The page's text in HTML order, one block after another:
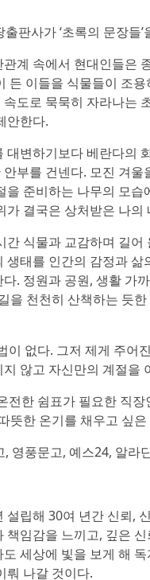
판사가 ‘초록의 문장들’
계 속에서 현대인들은
든 이들을 식물들이 조
도로 묵묵히 자라나는
안한다.
대변하기보다 베란다의
부를 건넨다. 모진 겨
준비하는 나무의 모습
가 결국은 상처받은 나
간 식물과 교감하며 길
생태를 인간의 감정과
. 정원과 공원, 생활 가
을 천천히 산책하는 듯
이 없다. 그저 제게 주어
않고 자신만의 계절을
전한 쉼표가 필요한 직
뜻한 온기를 채우고 싶
, 영풍문고, 예스24, 알
설립해 30여 년간 신뢰,
책임감을 느끼고, 깊은
세상에 빛을 보게 해
뤄 나갈 것이다.